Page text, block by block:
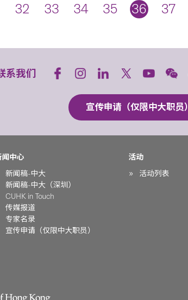
32 33 34 35 36 37
系我们
宣传申请（仅限中大职员）
闻中心
新闻稿-中大
新闻稿-中大（深圳）
CUHK in Touch
传媒报道
专家名录
宣传申请（仅限中大职员）
活动
活动列表